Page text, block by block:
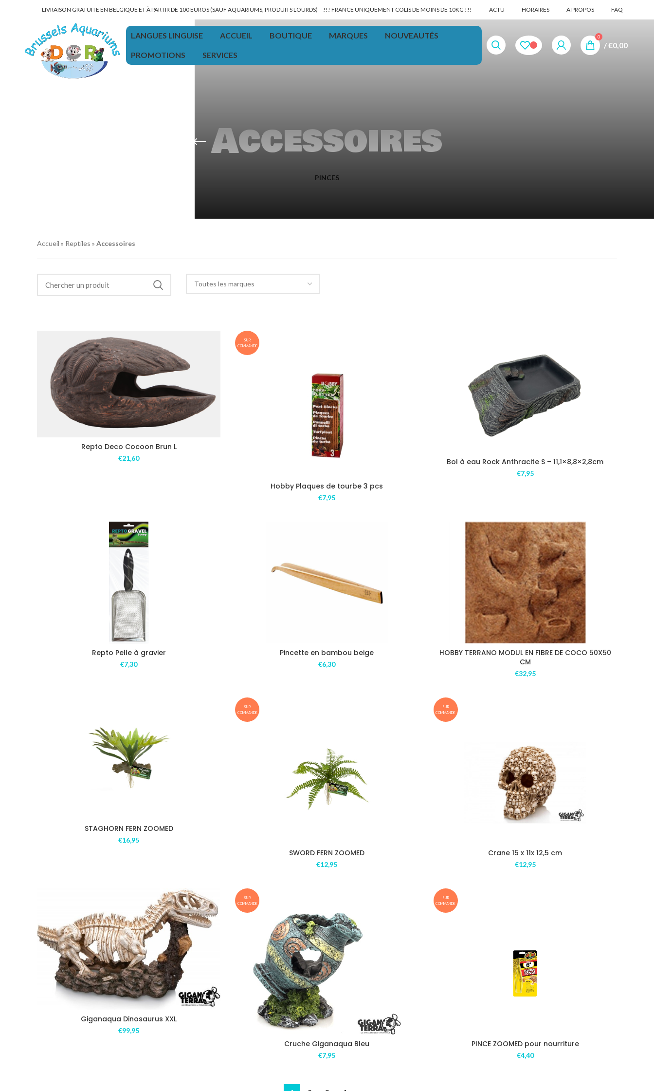
LIVRAISON GRATUITE EN BELGIQUE ET À PARTIR DE 100 EUROS (SAUF AQUARIUMS, PRODUITS LOURDS) – !!! FRANCE UNIQUEMENT COLIS DE MOINS DE 10KG !!! ACTU HORAIRES A PROPOS FAQ
LANGUES LINGUISE ACCUEIL BOUTIQUE MARQUES NOUVEAUTÉS
PROMOTIONS SERVICES
0
/€0,00
Accessoires
PINCES
Accueil » Reptiles » Accessoires
Toutes les marques
Repto Deco Cocoon Brun L
€21,60
SUR
COMMANDE
Hobby Plaques de tourbe 3 pcs
€7,95
Bol à eau Rock Anthracite S – 11,1×8,8×2,8cm
€7,95
Repto Pelle à gravier
€7,30
Pincette en bambou beige
€6,30
HOBBY TERRANO MODUL EN FIBRE DE COCO 50X50
CM
€32,95
STAGHORN FERN ZOOMED
€16,95
SUR
COMMANDE
SWORD FERN ZOOMED
€12,95
SUR
COMMANDE
Crane 15 x 11x 12,5 cm
€12,95
Giganaqua Dinosaurus XXL
€99,95
SUR
COMMANDE
Cruche Giganaqua Bleu
€7,95
SUR
COMMANDE
PINCE ZOOMED pour nourriture
€4,40